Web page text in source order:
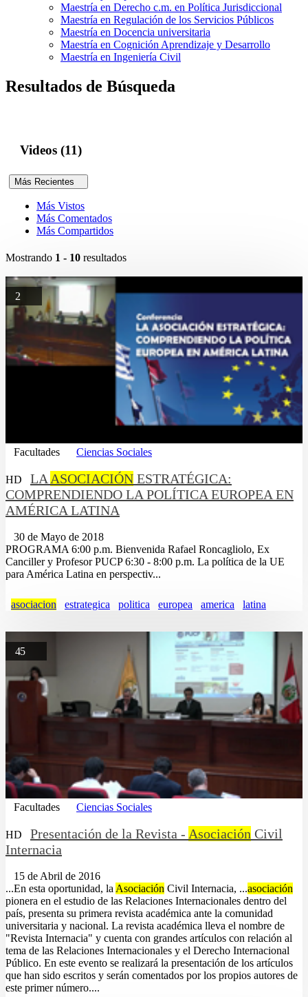
Maestría en Derecho c.m. en Política Jurisdiccional
Maestría en Regulación de los Servicios Públicos
Maestría en Docencia universitaria
Maestría en Cognición Aprendizaje y Desarrollo
Maestría en Ingeniería Civil
Resultados de Búsqueda
Videos (11)
Más Recientes
Más Vistos
Más Comentados
Más Compartidos
Mostrando 1 - 10 resultados
2
Facultades Ciencias Sociales
HD LA ASOCIACIÓN ESTRATÉGICA:
COMPRENDIENDO LA POLÍTICA EUROPEA EN
AMÉRICA LATINA
30 de Mayo de 2018
PROGRAMA 6:00 p.m. Bienvenida Rafael Roncagliolo, Ex
Canciller y Profesor PUCP 6:30 - 8:00 p.m. La política de la UE
para América Latina en perspectiv...
asociacion estrategica politica europea america latina
45
Facultades Ciencias Sociales
HD Presentación de la Revista - Asociación Civil
Internacia
15 de Abril de 2016
...En esta oportunidad, la Asociación Civil Internacia, ...asociación
pionera en el estudio de las Relaciones Internacionales dentro del
país, presenta su primera revista académica ante la comunidad
universitaria y nacional. La revista académica lleva el nombre de
"Revista Internacia" y cuenta con grandes artículos con relación al
tema de las Relaciones Internacionales y el Derecho Internacional
Público. En este evento se realizará la presentación de los artículos
que han sido escritos y serán comentados por los propios autores de
este primer número....